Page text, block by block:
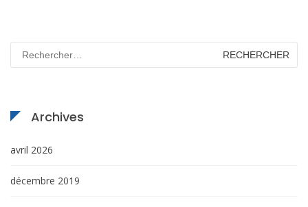
Rechercher :
Archives
avril 2026
décembre 2019